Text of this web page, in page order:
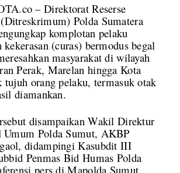
– Direktorat Reserse
Polda Sumatera
komplotan pelaku
kekerasan (curas) bermodus begal
masyarakat di wilayah
Perak, Marelan hingga Kota
tujuh orang pelaku, termasuk otak
diamankan.
disampaikan Wakil Direktur
Umum Polda Sumut, AKBP
didampingi Kasubdit III
Penmas Bid Humas Polda
pers di Mapolda Sumut,